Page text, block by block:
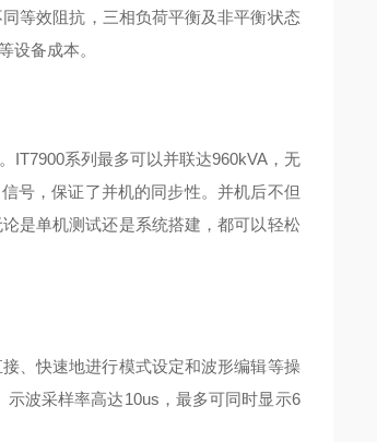
等效阻抗，三相负荷平衡及非平衡状态
设备成本。
IT7900系列最多可以并联达960kVA，无
号，保证了并机的同步性。并机后不但
是单机测试还是系统搭建，都可以轻松
、快速地进行模式设定和波形编辑等操
波采样率高达10us，最多可同时显示6